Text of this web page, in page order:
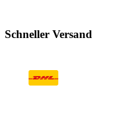
Schneller Versand